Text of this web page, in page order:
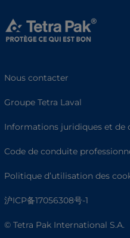
Nous contacter
Groupe Tetra Laval
Informations juridiques et de
Code de conduite
Politique d’utilisation des
沪ICP备17056308号-1
© Tetra Pak International S.A.